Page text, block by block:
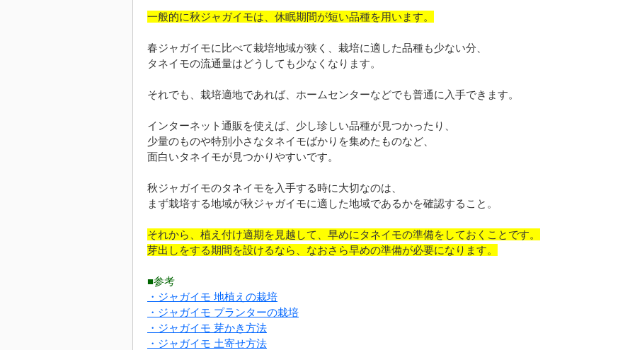
一般的に秋ジャガイモは、休眠期間が短い品種を用います。
春ジャガイモに比べて栽培地域が狭く、栽培に適した品種も少ない分、
タネイモの流通量はどうしても少なくなります。
それでも、栽培適地であれば、ホームセンターなどでも普通に入手できます。
インターネット通販を使えば、少し珍しい品種が見つかったり、
少量のものや特別小さなタネイモばかりを集めたものなど、
面白いタネイモが見つかりやすいです。
秋ジャガイモのタネイモを入手する時に大切なのは、
まず栽培する地域が秋ジャガイモに適した地域であるかを確認すること。
それから、植え付け適期を見越して、早めにタネイモの準備をしておくことです。
芽出しをする期間を設けるなら、なおさら早めの準備が必要になります。
■参考
・ジャガイモ 地植えの栽培
・ジャガイモ プランターの栽培
・ジャガイモ 芽かき方法
・ジャガイモ 土寄せ方法